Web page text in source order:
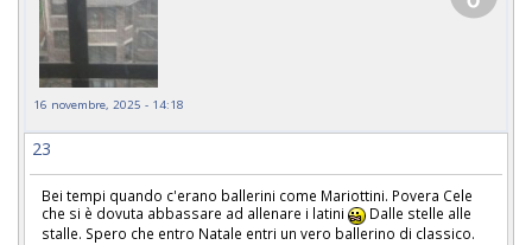
16 novembre, 2025 - 14:18
23
Bei tempi quando c'erano ballerini come Mariottini. Povera Cele
che si è dovuta abbassare ad allenare i latini
Dalle stelle alle
stalle. Spero che entro Natale entri un vero ballerino di classico.